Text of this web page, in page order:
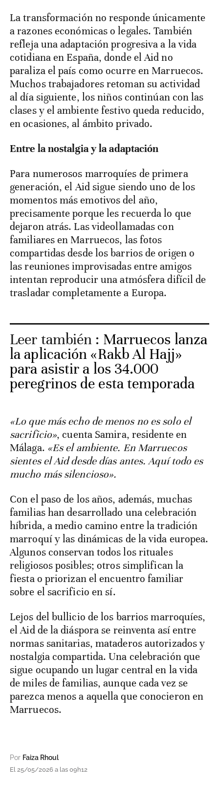
La transformación no responde únicamente
a razones económicas o legales. También
refleja una adaptación progresiva a la vida
cotidiana en España, donde el Aid no
paraliza el país como ocurre en Marruecos.
Muchos trabajadores retoman su actividad
al día siguiente, los niños continúan con las
clases y el ambiente festivo queda reducido,
en ocasiones, al ámbito privado.
Entre la nostalgia y la adaptación
Para numerosos marroquíes de primera
generación, el Aid sigue siendo uno de los
momentos más emotivos del año,
precisamente porque les recuerda lo que
dejaron atrás. Las videollamadas con
familiares en Marruecos, las fotos
compartidas desde los barrios de origen o
las reuniones improvisadas entre amigos
intentan reproducir una atmósfera difícil de
trasladar completamente a Europa.
Leer también : Marruecos lanza
la aplicación «Rakb Al Hajj»
para asistir a los 34.000
peregrinos de esta temporada
«Lo que más echo de menos no es solo el
sacrificio», cuenta Samira, residente en
Málaga. «Es el ambiente. En Marruecos
sientes el Aid desde días antes. Aquí todo es
mucho más silencioso».
Con el paso de los años, además, muchas
familias han desarrollado una celebración
híbrida, a medio camino entre la tradición
marroquí y las dinámicas de la vida europea.
Algunos conservan todos los rituales
religiosos posibles; otros simplifican la
fiesta o priorizan el encuentro familiar
sobre el sacrificio en sí.
Lejos del bullicio de los barrios marroquíes,
el Aid de la diáspora se reinventa así entre
normas sanitarias, mataderos autorizados y
nostalgia compartida. Una celebración que
sigue ocupando un lugar central en la vida
de miles de familias, aunque cada vez se
parezca menos a aquella que conocieron en
Marruecos.
Por Faiza Rhoul
El 25/05/2026 a las 09h12